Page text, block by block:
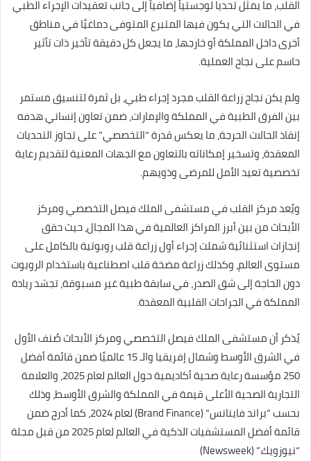
القلب، ما يمثل تحديا لوجستياً إضافياً إلى جانب تعقيدات الإجراء الطبي
في الحالات التي يكون فيها المتبرع المتوفى دماغيًا في مناطق
أخرى داخل المملكة أو خارجها، ما يجعل كل دقيقة تأخير ذات تأثير
حاسم على نجاح العملية.
ولم يكن نجاح زراعة القلب مجرد إجراء طبي، بل ثمرة لتنسيق مستمر
بين الفرق الطبية في المملكة والإمارات، ضمن تعاون إنساني هدفه
إنقاذ الحالات الحرجة، ما يعكس قدرة “التخصصي” على تجاوز التحديات
المعقدة، وتسخير إمكاناته بالتعاون مع الجهات المعنية لتقديم رعاية
تخصصية تعيد الأمل للمرضى وذويهم.
ويُعد مركز القلب في مستشفى الملك فيصل التخصصي ومركز
الأبحاث من بين أبرز المراكز العالمية في هذا المجال، حيث حقق
إنجازات استثنائية شملت إجراء أول زراعة قلب روبوتية بالكامل على
مستوى العالم، وكذلك زراعة مضخة قلب اصطناعية باستخدام الروبوت
دون الحاجة إلى شق الصدر، في سابقة طبية غير مسبوقة، تجسّد ريادة
المملكة في الجراحات القلبية المعقدة.
يُذكر أن مستشفى الملك فيصل التخصصي ومركز الأبحاث صُنف الأول
في الشرق الأوسط وشمال إفريقيا والـ 15 عالميًا ضمن قائمة أفضل
250 مؤسسة رعاية صحية أكاديمية حول العالم لعام 2025، والعلامة
التجارية الصحية الأعلى قيمة في المملكة والشرق الأوسط، وذلك
بحسب “براند فاينانس” (Brand Finance) لعام 2024، كما أدرج ضمن
قائمة أفضل المستشفيات الذكية في العالم لعام 2025 من قبل مجلة
“نيوزويك.” (Newsweek)